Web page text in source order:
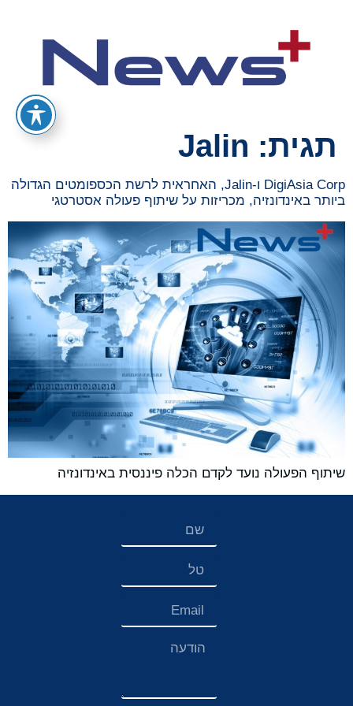
תגית: Jalin
DigiAsia Corp ו-Jalin, האחראית לרשת הכספומטים הגדולה
ביותר באינדונזיה, מכריזות על שיתוף פעולה אסטרטגי
שיתוף הפעולה נועד לקדם הכלה פיננסית באינדונזיה